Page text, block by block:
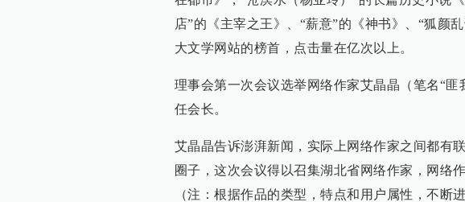
店”的《主宰之王》、“薪意”的《神书》、“狐颜
大文学网站的榜首，点击量在亿次以上。
理事会第一次会议选举网络作家艾晶晶（笔名“
任会长。
艾晶晶告诉澎湃新闻，实际上网络作家之间都有
圈子，这次会议得以召集湖北省网络作家，网络
（注：根据作品的类型，特点和用户属性，不断